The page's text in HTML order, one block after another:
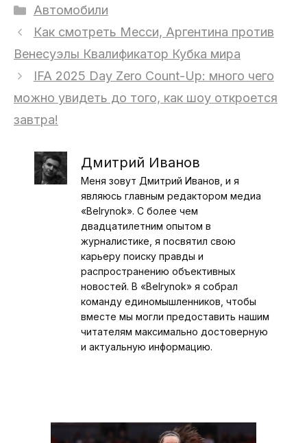
Рубрики
Автомобили
Как смотреть Месси, Аргентина против
Венесуэлы Квалификатор Кубка мира
IFA 2025 Day Zero Count-Up: много чего
можно увидеть до того, как шоу откроется
завтра!
Дмитрий Иванов
Меня зовут Дмитрий Иванов, и я
являюсь главным редактором медиа
«Belrynok». С более чем
двадцатилетним опытом в
журналистике, я посвятил свою
карьеру поиску правды и
распространению объективных
новостей. В «Belrynok» я собрал
команду единомышленников, чтобы
вместе мы могли предоставить нашим
читателям максимально достоверную
и актуальную информацию.